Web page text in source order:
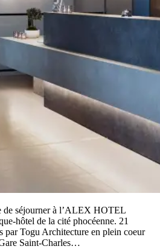
de séjourner à l’ALEX HOTEL
hôtel de la cité phocéenne. 21
par Togu Architecture en plein coeur
Saint-Charles…